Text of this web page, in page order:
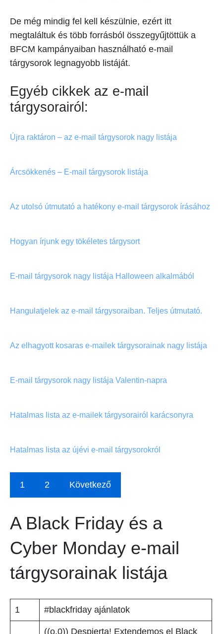
De még mindig fel kell készülnie, ezért itt
megtaláltuk és több forrásból összegyűjtöttük a
BFCM kampányaiban használható e-mail
tárgysorok legnagyobb listáját.
Egyéb cikkek az e-mail
tárgysorairól:
Újra raktáron – az e-mail tárgysorok nagy listája
Árcsökkenés – E-mail tárgysorok listája
Az utolsó útmutató a hatékony e-mail tárgysorok írásához
Hogyan írjunk egy tökéletes tárgysort
E-mail tárgysorok nagy listája Halloween alkalmából
Hangulatjelek az e-mail tárgysoraiban. Teljes útmutató.
Az elhagyott kosaras e-mailek tárgysorainak nagy listája
E-mail tárgysorok nagy listája Valentin-napra
Hatalmas lista az e-mailek tárgysorairól karácsonyra
Hatalmas lista az újévi e-mail tárgysorokról
1 2 Következő
A Black Friday és a
Cyber Monday e-mail
tárgysorainak listája
1 #blackfriday ajánlatok
((o.0)) Despierta! Extendemos el Black